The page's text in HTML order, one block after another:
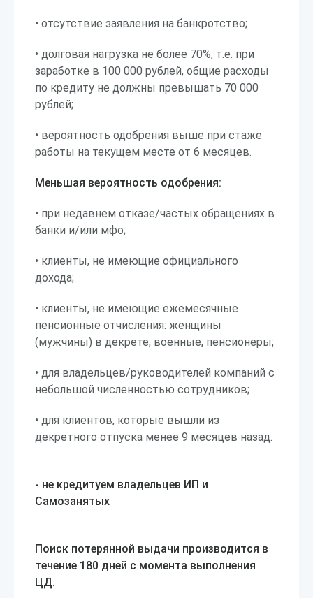
• отсутствие заявления на банкротство;
• долговая нагрузка не более 70%, т.е. при
заработке в 100 000 рублей, общие расходы
по кредиту не должны превышать 70 000
рублей;
• вероятность одобрения выше при стаже
работы на текущем месте от 6 месяцев.
Меньшая вероятность одобрения:
• при недавнем отказе/частых обращениях в
банки и/или мфо;
• клиенты, не имеющие официального
дохода;
• клиенты, не имеющие ежемесячные
пенсионные отчисления: женщины
(мужчины) в декрете, военные, пенсионеры;
• для владельцев/руководителей компаний с
небольшой численностью сотрудников;
• для клиентов, которые вышли из
декретного отпуска менее 9 месяцев назад.
- не кредитуем владельцев ИП и
Самозанятых
Поиск потерянной выдачи производится в
течение 180 дней с момента выполнения
ЦД.